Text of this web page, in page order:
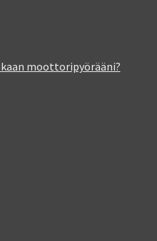
moottoripyörääni?